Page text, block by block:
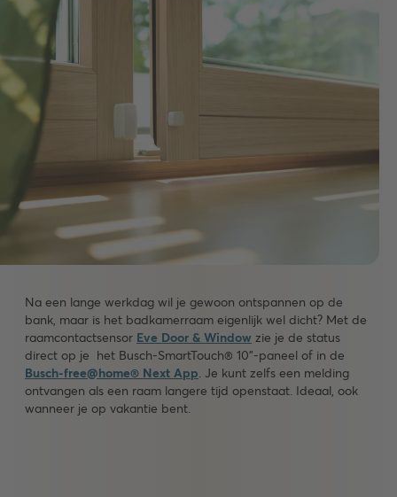
Na een lange werkdag wil je gewoon ontspannen op de
bank, maar is het badkamerraam eigenlijk wel dicht? Met de
raamcontactsensor Eve Door & Window zie je de status
direct op je het Busch-SmartTouch® 10"-paneel of in de
Busch-free@home® Next App. Je kunt zelfs een melding
ontvangen als een raam langere tijd openstaat. Ideaal, ook
wanneer je op vakantie bent.